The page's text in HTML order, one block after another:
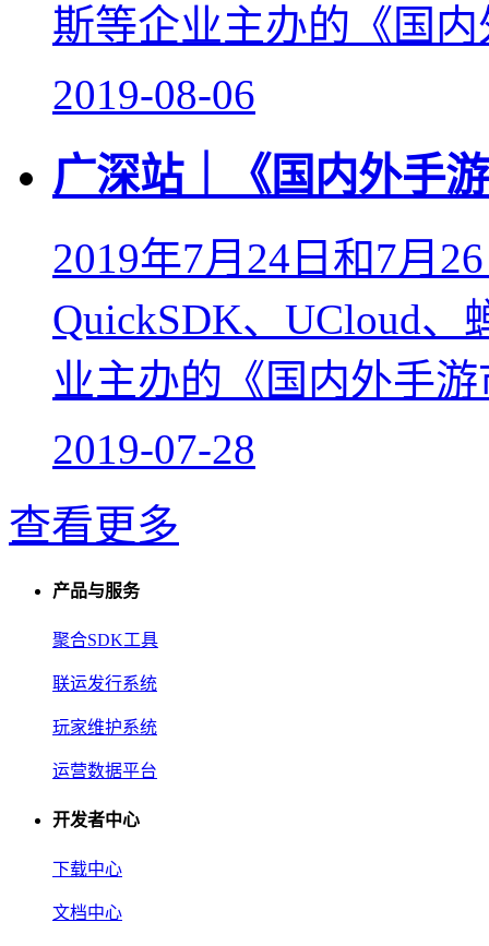
斯等企业主办的《国内
2019-08-06
广深站｜《国内外手
2019年7月24日和7月
QuickSDK、UCloud
业主办的《国内外手游
2019-07-28
查看更多
产品与服务
聚合SDK工具
联运发行系统
玩家维护系统
运营数据平台
开发者中心
下载中心
文档中心